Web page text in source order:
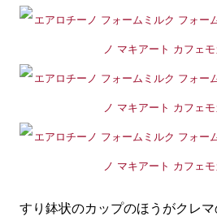
すり鉢状のカップのほうがクレ